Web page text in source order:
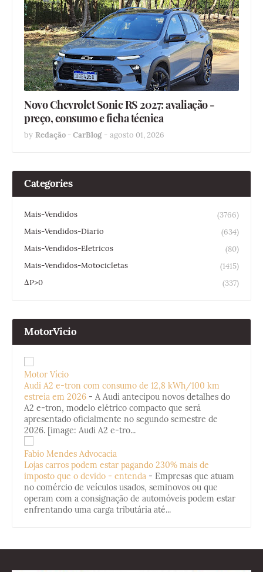
Novo Chevrolet Sonic RS 2027: avaliação -
preço, consumo e ficha técnica
by Redação - CarBlog - agosto 01, 2026
Categories
Mais-Vendidos
(3766)
Mais-Vendidos-Diario
(634)
Mais-Vendidos-Eletricos
(80)
Mais-Vendidos-Motocicletas
(1415)
ΔP>0
(337)
MotorVicio
Motor Vício
Audi A2 e-tron com consumo de 12,8 kWh/100 km
estreia em 2026 - A Audi antecipou novos detalhes do
A2 e-tron, modelo elétrico compacto que será
apresentado oficialmente no segundo semestre de
2026. [image: Audi A2 e-tro...
Fabio Mendes Advocacia
Lojas carros podem estar pagando 230% mais de
imposto que o devido - entenda - Empresas que atuam
no comércio de veículos usados, seminovos ou que
operam com a consignação de automóveis podem estar
enfrentando uma carga tributária até...